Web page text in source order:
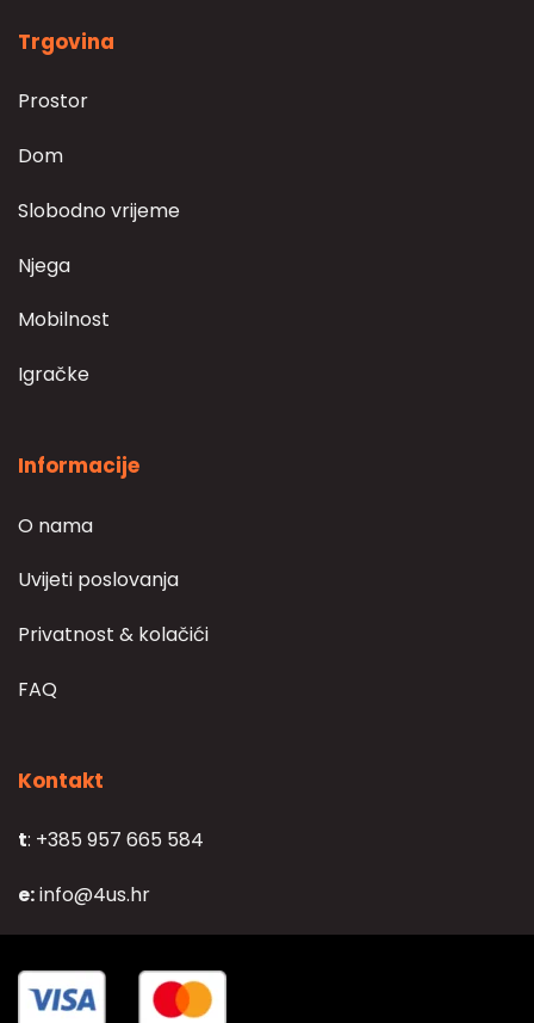
Trgovina
Prostor
Dom
Slobodno vrijeme
Njega
Mobilnost
Igračke
Informacije
O nama
Uvijeti poslovanja
Privatnost & kolačići
FAQ
Kontakt
t: +385 957 665 584
e:info@4us.hr